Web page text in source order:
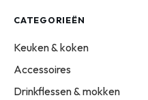
CATEGORIEËN
Keuken & koken
Accessoires
Drinkflessen & mokken